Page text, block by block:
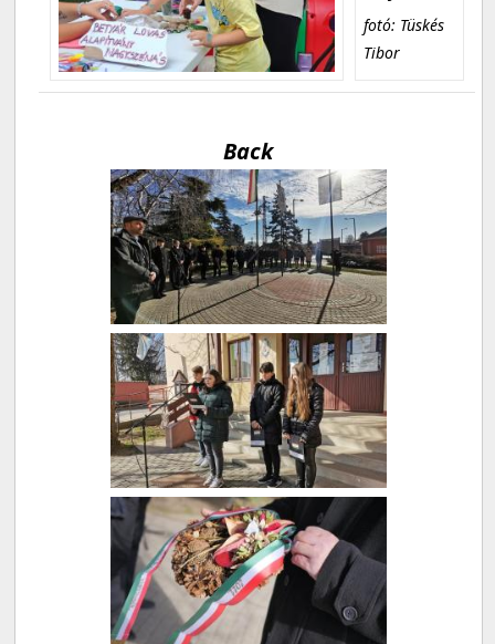
fotó: Tüskés
Tibor
Back